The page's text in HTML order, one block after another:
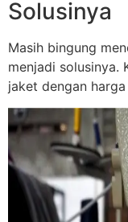
Solusinya
Masih bingung
menjadi solusinya.
jaket dengan